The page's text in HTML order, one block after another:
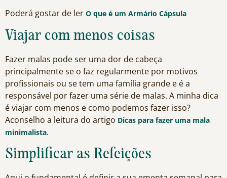
Poderá gostar de ler O que é um Armário Cápsula
Viajar com menos coisas
Fazer malas pode ser uma dor de cabeça
principalmente se o faz regularmente por motivos
profissionais ou se tem uma família grande e é a
responsável por fazer uma série de malas. A minha dica
é viajar com menos e como podemos fazer isso?
Aconselho a leitura do artigo Dicas para fazer uma mala
minimalista.
Simplificar as Refeições